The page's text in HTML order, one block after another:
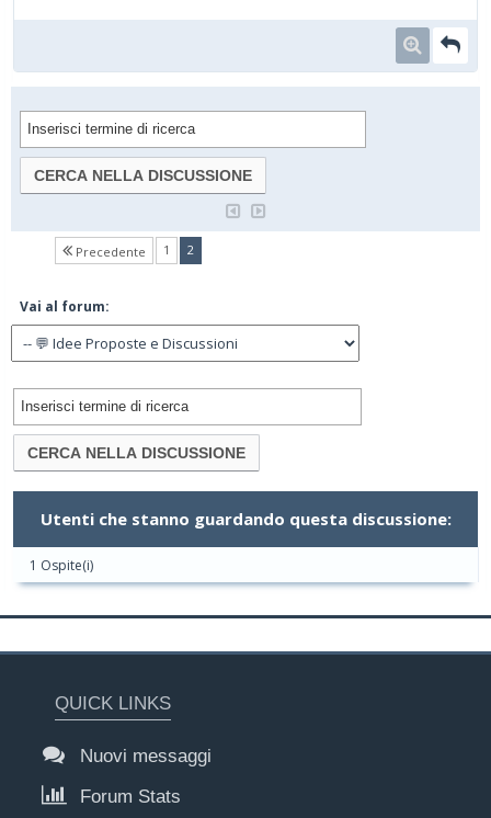
Precedente 1 2(current)
Vai al forum:
Utenti che stanno guardando questa discussione:
1 Ospite(i)
QUICK LINKS
Nuovi messaggi
Forum Stats